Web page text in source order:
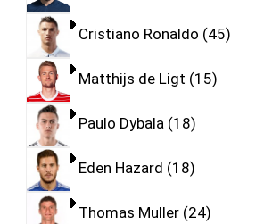
Cristiano Ronaldo 45
Matthijs de Ligt 15
Paulo Dybala 18
Eden Hazard 18
Thomas Muller 24